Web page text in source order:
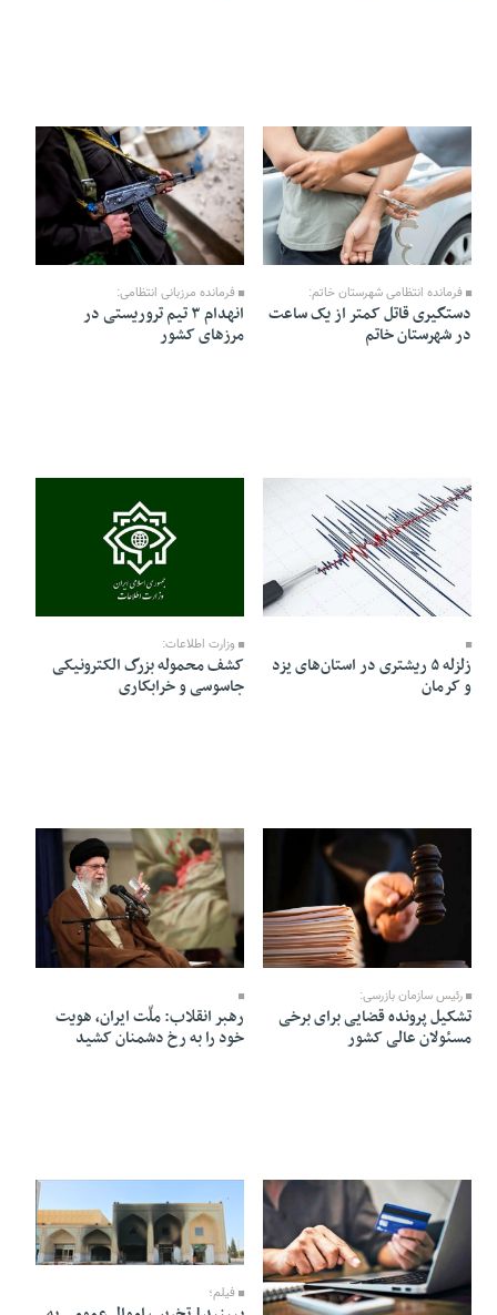
29 Dey 1404 - 13:03
فرمانده انتظامی شهرستان خاتم:
دستگیری قاتل کمتر از یک ساعت
در شهرستان خاتم
24 Dey 1404 - 14:27
فرمانده مرزبانی انتظامی:
انهدام ۳ تیم تروریستی در
مرزهای کشور
24 Dey 1404 - 06:31
زلزله ۵ ریشتری در استان‌های یزد
و کرمان
وزارت اطلاعات:
کشف محموله بزرگ الکترونیکی
جاسوسی و خرابکاری
رئیس سازمان بازرسی:
تشکیل پرونده قضایی برای برخی
مسئولان عالی کشور
23 Dey 1404 - 06:26
رهبر انقلاب: ملّت ایران، هویت
خود را به رخ دشمنان کشید
22 Dey 1404 - 09:56
21 Dey 1404 - 13:59
فیلم؛